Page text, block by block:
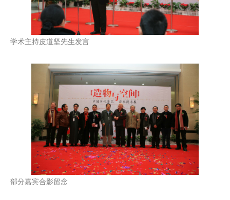
学术主持皮道坚先生发言
部分嘉宾合影留念